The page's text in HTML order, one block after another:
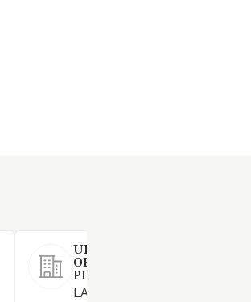
URBALIA URBANISMO
ORDENACION DEL
PLANEAMIENTO Y
LA TENENCIA DE TITULOS